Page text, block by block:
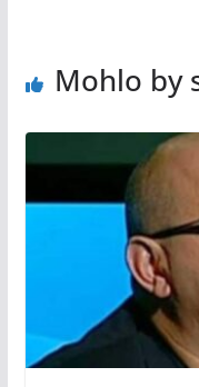
Mohlo by